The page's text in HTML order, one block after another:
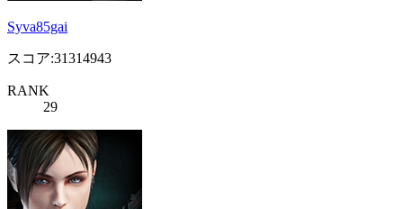
Syva85gai
スコア:31314943
RANK
29